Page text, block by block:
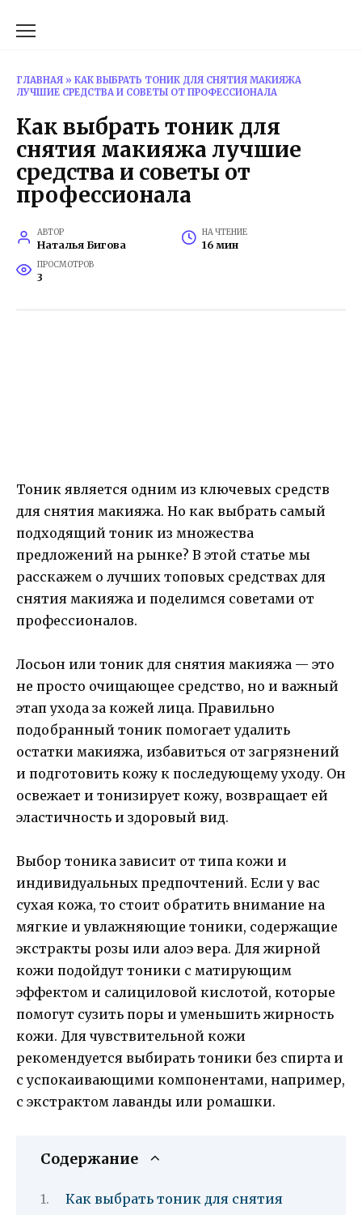
ГЛАВНАЯ » КАК ВЫБРАТЬ ТОНИК ДЛЯ СНЯТИЯ МАКИЯЖА
ЛУЧШИЕ СРЕДСТВА И СОВЕТЫ ОТ ПРОФЕССИОНАЛА
Как выбрать тоник для
снятия макияжа лучшие
средства и советы от
профессионала
АВТОР
Наталья Бигова
НА ЧТЕНИЕ
16 мин
ПРОСМОТРОВ
3
Тоник является одним из ключевых средств
для снятия макияжа. Но как выбрать самый
подходящий тоник из множества
предложений на рынке? В этой статье мы
расскажем о лучших топовых средствах для
снятия макияжа и поделимся советами от
профессионалов.
Лосьон или тоник для снятия макияжа — это
не просто очищающее средство, но и важный
этап ухода за кожей лица. Правильно
подобранный тоник помогает удалить
остатки макияжа, избавиться от загрязнений
и подготовить кожу к последующему уходу. Он
освежает и тонизирует кожу, возвращает ей
эластичность и здоровый вид.
Выбор тоника зависит от типа кожи и
индивидуальных предпочтений. Если у вас
сухая кожа, то стоит обратить внимание на
мягкие и увлажняющие тоники, содержащие
экстракты розы или алоэ вера. Для жирной
кожи подойдут тоники с матирующим
эффектом и салициловой кислотой, которые
помогут сузить поры и уменьшить жирность
кожи. Для чувствительной кожи
рекомендуется выбирать тоники без спирта и
с успокаивающими компонентами, например,
с экстрактом лаванды или ромашки.
Содержание
Как выбрать тоник для снятия